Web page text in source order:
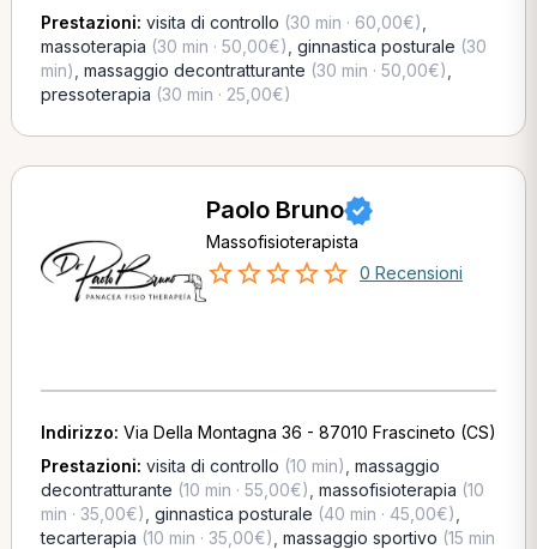
Prestazioni: visita di controllo (30 min · 60,00€)
massoterapia (30 min · 50,00€) ginnastica posturale (30
min) massaggio decontratturante (30 min · 50,00€)
pressoterapia (30 min · 25,00€)
Paolo Bruno
Massofisioterapista
0 Recensioni
Indirizzo: Via Della Montagna 36 - 87010 Frascineto (CS)
Prestazioni: visita di controllo (10 min) massaggio
decontratturante (10 min · 55,00€) massofisioterapia (10
min · 35,00€) ginnastica posturale (40 min · 45,00€)
tecarterapia (10 min · 35,00€) massaggio sportivo (15 min